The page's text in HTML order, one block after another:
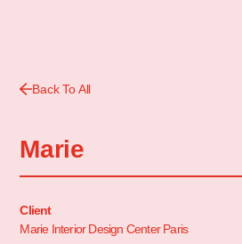
Back To All
Marie
Client
Marie Interior Design Center Paris